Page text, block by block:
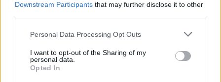
Downstream Participants that may further disclose it to other
Personal Data Processing Opt Outs
I want to opt-out of the Sharing of my
personal data.
Opted In